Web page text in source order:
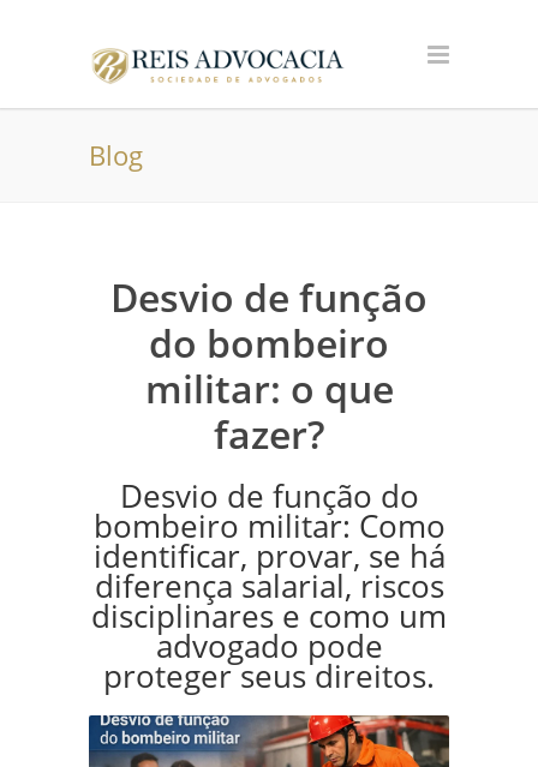
Blog
Desvio de função
do bombeiro
militar: o que
fazer?
Desvio de função do
bombeiro militar: Como
identificar, provar, se há
diferença salarial, riscos
disciplinares e como um
advogado pode
proteger seus direitos.